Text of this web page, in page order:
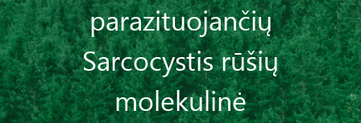
parazituojančių
Sarcocystis rūšių
molekulinė